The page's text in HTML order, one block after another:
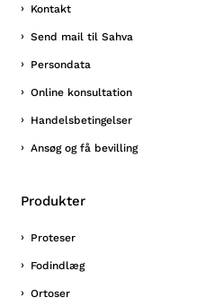
Kontakt
Send mail til Sahva
Persondata
Online konsultation
Handelsbetingelser
Ansøg og få bevilling
Produkter
Proteser
Fodindlæg
Ortoser